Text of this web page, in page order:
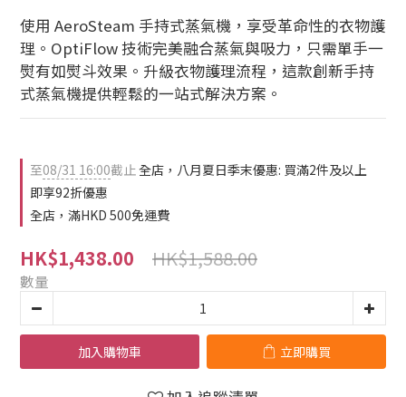
使用 AeroSteam 手持式蒸氣機，享受革命性的衣物護
理。OptiFlow 技術完美融合蒸氣與吸力，只需單手一
熨有如熨斗效果。升級衣物護理流程，這款創新手持
式蒸氣機提供輕鬆的一站式解決方案。
至08/31 16:00截止全店，八月夏日季末優惠: 買滿2件及以上
即享92折優惠
全店，滿HKD 500免運費
HK$1,438.00 HK$1,588.00
數量
加入購物車 立即購買